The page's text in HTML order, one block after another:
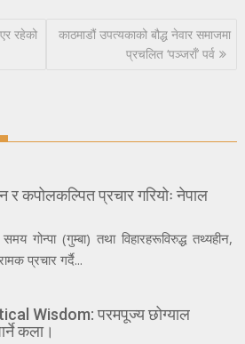
रहेको
काठमाडौं उपत्यकाको बौद्ध नेवार समाजमा
प्रचलित ‘पञ्जराँ’ पर्व
र कपोलकल्पित प्रचार गरियोः नेपाल
गोन्पा (गुम्बा) तथा विहारहरूविरुद्ध तथ्यहीन,
प्रचार गर्दै...
Wisdom: परमपूज्य छोग्याल
कला।